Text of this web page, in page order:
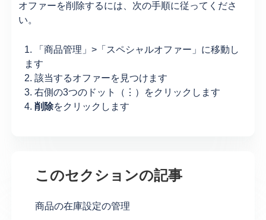
オファーを削除するには、次の手順に従ってくださ
い。
1. 「商品管理」>「スペシャルオファー」に移動し
ます
2. 該当するオファーを見つけます
3. 右側の3つのドット（⋮）をクリックします
4.削除をクリックします
このセクションの記事
商品の在庫設定の管理